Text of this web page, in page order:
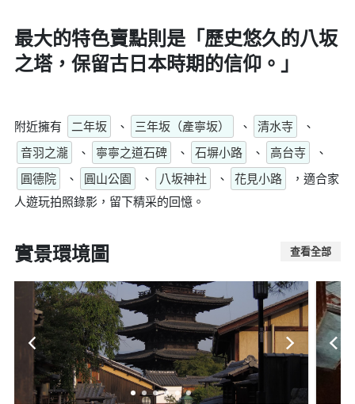
最大的特色賣點則是「歷史悠久的八坂
之塔，保留古日本時期的信仰。」
附近擁有 二年坂 、 三年坂（產寧坂） 、 清水寺
、
音羽之瀧
、 寧寧之道石碑 、 石塀小路 、 高台寺
、
圓德院
、 圓山公園 、 八坂神社 、 花見小路
，適合家
人遊玩拍照錄影，留下精采的回憶。
實景環境圖 查看全部